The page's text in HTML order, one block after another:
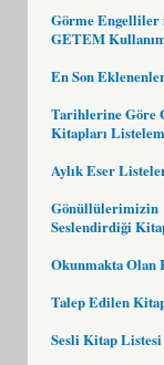
Görme Engelliler
GETEM
En Son
Tarihlerine Göre
Kitapları
Aylık Eser
Gönüllülerimizin
Seslendirdiği
Okunmakta Olan
Talep Edilen
Sesli Kitap Listesi